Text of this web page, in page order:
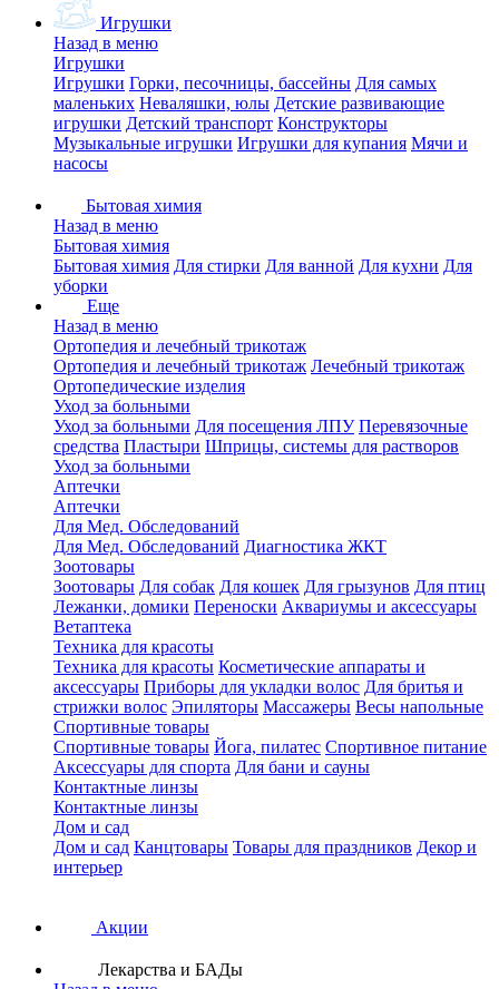
Игрушки
Назад в меню
Игрушки
Игрушки Горки, песочницы, бассейны Для самых
маленьких Неваляшки, юлы Детские развивающие
игрушки Детский транспорт Конструкторы
Музыкальные игрушки Игрушки для купания Мячи и
насосы
Бытовая химия
Назад в меню
Бытовая химия
Бытовая химия Для стирки Для ванной Для кухни Для
уборки
Еще
Назад в меню
Ортопедия и лечебный трикотаж
Ортопедия и лечебный трикотаж Лечебный трикотаж
Ортопедические изделия
Уход за больными
Уход за больными Для посещения ЛПУ Перевязочные
средства Пластыри Шприцы, системы для растворов
Уход за больными
Аптечки
Аптечки
Для Мед. Обследований
Для Мед. Обследований Диагностика ЖКТ
Зоотовары
Зоотовары Для собак Для кошек Для грызунов Для птиц
Лежанки, домики Переноски Аквариумы и аксессуары
Ветаптека
Техника для красоты
Техника для красоты Косметические аппараты и
аксессуары Приборы для укладки волос Для бритья и
стрижки волос Эпиляторы Массажеры Весы напольные
Спортивные товары
Спортивные товары Йога, пилатес Спортивное питание
Аксессуары для спорта Для бани и сауны
Контактные линзы
Контактные линзы
Дом и сад
Дом и сад Канцтовары Товары для праздников Декор и
интерьер
Акции
Лекарства и БАДы